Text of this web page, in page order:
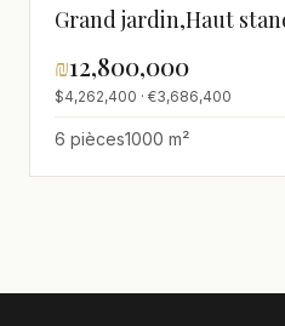
Grand jardin,Haut
₪12,800,000
$4,262,400 · €3,686,400
6 pièces1000 m²